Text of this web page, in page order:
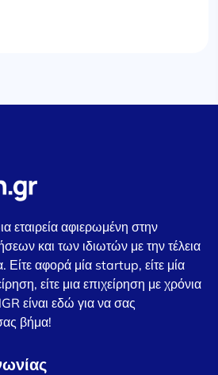
εταιρεία αφιερωμένη στην
και των ιδιωτών με την τέλεια
Είτε αφορά μία startup, είτε μία
είτε μια επιχείρηση με χρόνια
είναι εδώ για να σας
βήμα!